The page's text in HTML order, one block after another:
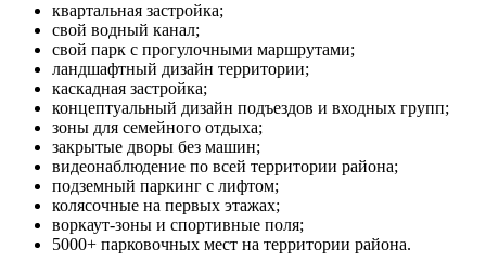
квартальная застройка;
свой водный канал;
свой парк с прогулочными маршрутами;
ландшафтный дизайн территории;
каскадная застройка;
концептуальный дизайн подъездов и входных групп;
зоны для семейного отдыха;
закрытые дворы без машин;
видеонаблюдение по всей территории района;
подземный паркинг с лифтом;
колясочные на первых этажах;
воркаут-зоны и спортивные поля;
5000+ парковочных мест на территории района.